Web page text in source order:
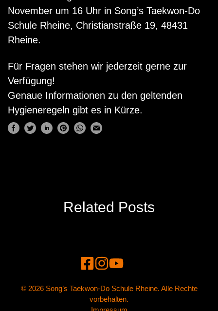
November um 16 Uhr in Song’s Taekwon-Do
Schule Rheine, Christianstraße 19, 48431
Rheine.
Für Fragen stehen wir jederzeit gerne zur
Verfügung!
Genaue Informationen zu den geltenden
Hygieneregeln gibt es in Kürze.
Related Posts
© 2026 Song’s Taekwon-Do Schule Rheine. Alle Rechte
vorbehalten.